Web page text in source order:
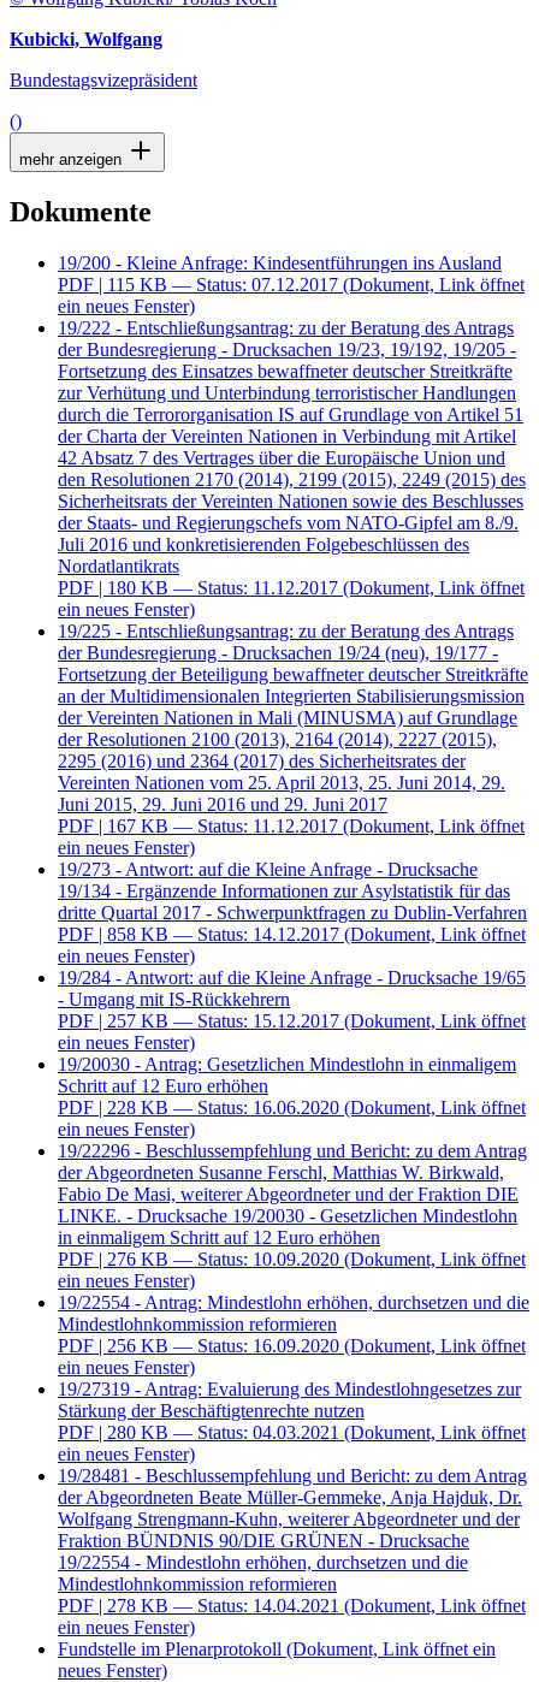
Kubicki, Wolfgang
Bundestagsvizepräsident
()
mehr anzeigen
Dokumente
19/200 - Kleine Anfrage: Kindesentführungen ins Ausland
PDF | 115 KB — Status: 07.12.2017 (Dokument, Link öffnet
ein neues Fenster)
19/222 - Entschließungsantrag: zu der Beratung des Antrags
der Bundesregierung - Drucksachen 19/23, 19/192, 19/205 -
Fortsetzung des Einsatzes bewaffneter deutscher Streitkräfte
zur Verhütung und Unterbindung terroristischer Handlungen
durch die Terrororganisation IS auf Grundlage von Artikel 51
der Charta der Vereinten Nationen in Verbindung mit Artikel
42 Absatz 7 des Vertrages über die Europäische Union und
den Resolutionen 2170 (2014), 2199 (2015), 2249 (2015) des
Sicherheitsrats der Vereinten Nationen sowie des Beschlusses
der Staats- und Regierungschefs vom NATO-Gipfel am 8./9.
Juli 2016 und konkretisierenden Folgebeschlüssen des
Nordatlantikrats
PDF | 180 KB — Status: 11.12.2017 (Dokument, Link öffnet
ein neues Fenster)
19/225 - Entschließungsantrag: zu der Beratung des Antrags
der Bundesregierung - Drucksachen 19/24 (neu), 19/177 -
Fortsetzung der Beteiligung bewaffneter deutscher Streitkräfte
an der Multidimensionalen Integrierten Stabilisierungsmission
der Vereinten Nationen in Mali (MINUSMA) auf Grundlage
der Resolutionen 2100 (2013), 2164 (2014), 2227 (2015),
2295 (2016) und 2364 (2017) des Sicherheitsrates der
Vereinten Nationen vom 25. April 2013, 25. Juni 2014, 29.
Juni 2015, 29. Juni 2016 und 29. Juni 2017
PDF | 167 KB — Status: 11.12.2017 (Dokument, Link öffnet
ein neues Fenster)
19/273 - Antwort: auf die Kleine Anfrage - Drucksache
19/134 - Ergänzende Informationen zur Asylstatistik für das
dritte Quartal 2017 - Schwerpunktfragen zu Dublin-Verfahren
PDF | 858 KB — Status: 14.12.2017 (Dokument, Link öffnet
ein neues Fenster)
19/284 - Antwort: auf die Kleine Anfrage - Drucksache 19/65
- Umgang mit IS-Rückkehrern
PDF | 257 KB — Status: 15.12.2017 (Dokument, Link öffnet
ein neues Fenster)
19/20030 - Antrag: Gesetzlichen Mindestlohn in einmaligem
Schritt auf 12 Euro erhöhen
PDF | 228 KB — Status: 16.06.2020 (Dokument, Link öffnet
ein neues Fenster)
19/22296 - Beschlussempfehlung und Bericht: zu dem Antrag
der Abgeordneten Susanne Ferschl, Matthias W. Birkwald,
Fabio De Masi, weiterer Abgeordneter und der Fraktion DIE
LINKE. - Drucksache 19/20030 - Gesetzlichen Mindestlohn
in einmaligem Schritt auf 12 Euro erhöhen
PDF | 276 KB — Status: 10.09.2020 (Dokument, Link öffnet
ein neues Fenster)
19/22554 - Antrag: Mindestlohn erhöhen, durchsetzen und die
Mindestlohnkommission reformieren
PDF | 256 KB — Status: 16.09.2020 (Dokument, Link öffnet
ein neues Fenster)
19/27319 - Antrag: Evaluierung des Mindestlohngesetzes zur
Stärkung der Beschäftigtenrechte nutzen
PDF | 280 KB — Status: 04.03.2021 (Dokument, Link öffnet
ein neues Fenster)
19/28481 - Beschlussempfehlung und Bericht: zu dem Antrag
der Abgeordneten Beate Müller-Gemmeke, Anja Hajduk, Dr.
Wolfgang Strengmann-Kuhn, weiterer Abgeordneter und der
Fraktion BÜNDNIS 90/DIE GRÜNEN - Drucksache
19/22554 - Mindestlohn erhöhen, durchsetzen und die
Mindestlohnkommission reformieren
PDF | 278 KB — Status: 14.04.2021 (Dokument, Link öffnet
ein neues Fenster)
Fundstelle im Plenarprotokoll (Dokument, Link öffnet ein
neues Fenster)